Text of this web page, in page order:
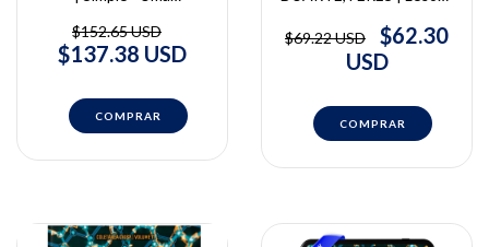
Resinas Compostas |
Adriano Sapata, Claudio
Sato
$152.65 USD
$137.38 USD
Danilo Antonio Duarte,
Murilo Feres, Rayssa
Zanatta
$69.22 USD
$62.30
USD